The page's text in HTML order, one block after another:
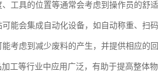
工具的位置等通常会考虑到操作员的舒
能会集成自动化设备，如自动称重、扫
考虑到减少废料的产生，并提供相应的
工等行业中应用广泛，有助于提高整体物